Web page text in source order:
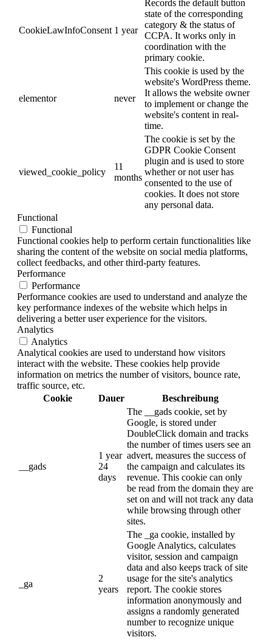
CookieLawInfoConsent 1 year
Records the default button
state of the corresponding
category & the status of
CCPA. It works only in
coordination with the
primary cookie.
elementor never
This cookie is used by the
website's WordPress theme.
It allows the website owner
to implement or change the
website's content in real-
time.
viewed_cookie_policy
11
months
The cookie is set by the
GDPR Cookie Consent
plugin and is used to store
whether or not user has
consented to the use of
cookies. It does not store
any personal data.
Functional
Functional
Functional cookies help to perform certain functionalities like
sharing the content of the website on social media platforms,
collect feedbacks, and other third-party features.
Performance
Performance
Performance cookies are used to understand and analyze the
key performance indexes of the website which helps in
delivering a better user experience for the visitors.
Analytics
Analytics
Analytical cookies are used to understand how visitors
interact with the website. These cookies help provide
information on metrics the number of visitors, bounce rate,
traffic source, etc.
Cookie
Dauer Beschreibung
__gads
1 year
24
days
The __gads cookie, set by
Google, is stored under
DoubleClick domain and tracks
the number of times users see an
advert, measures the success of
the campaign and calculates its
revenue. This cookie can only
be read from the domain they are
set on and will not track any data
while browsing through other
sites.
_ga
2
years
The _ga cookie, installed by
Google Analytics, calculates
visitor, session and campaign
data and also keeps track of site
usage for the site's analytics
report. The cookie stores
information anonymously and
assigns a randomly generated
number to recognize unique
visitors.